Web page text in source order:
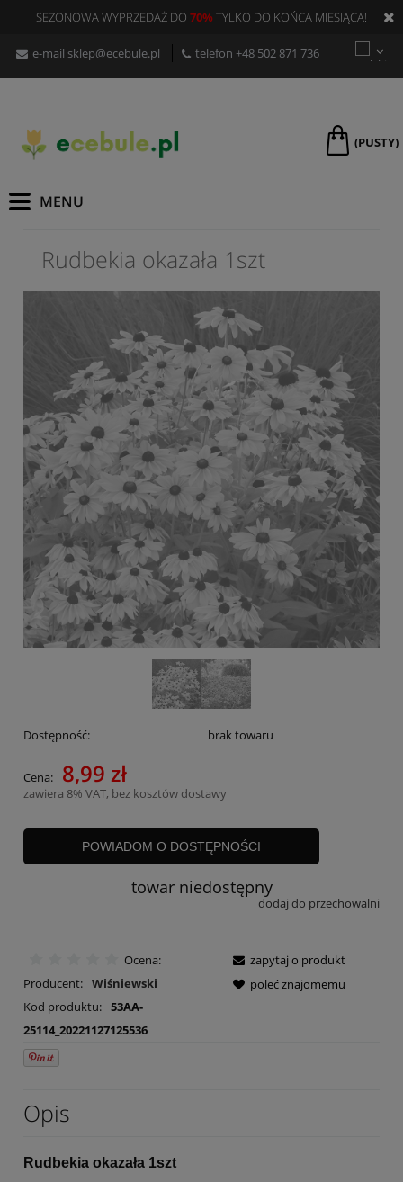
SEZONOWA WYPRZEDAŻ DO 70%TYLKO DO KOŃCA MIESIĄCA!
e-mail sklep@ecebule.pl telefon +48 502 871 736
(PUSTY)
Rudbekia okazała 1szt
Dostępność: brak towaru
Cena: 8,99 zł
zawiera 8% VAT, bez kosztów dostawy
POWIADOM O DOSTĘPNOŚCI
towar niedostępny
dodaj do przechowalni
Ocena:
Producent: Wiśniewski
Kod produktu: 53AA-
25114_20221127125536
zapytaj o produkt
poleć znajomemu
Opis
Rudbekia okazała 1szt